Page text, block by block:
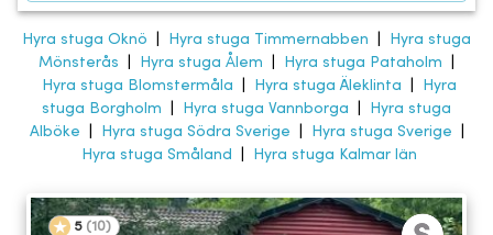
Hyra stuga Oknö Hyra stuga Timmernabben
Hyra stuga
Mönsterås
Hyra stuga Ålem Hyra stuga Pataholm
Hyra stuga Blomstermåla
Hyra stuga Äleklinta
Hyra
stuga Borgholm
Hyra stuga Vannborga
Hyra stuga
Alböke
Hyra stuga Södra Sverige Hyra stuga Sverige
Hyra stuga Småland
Hyra stuga Kalmar län
5 (10)